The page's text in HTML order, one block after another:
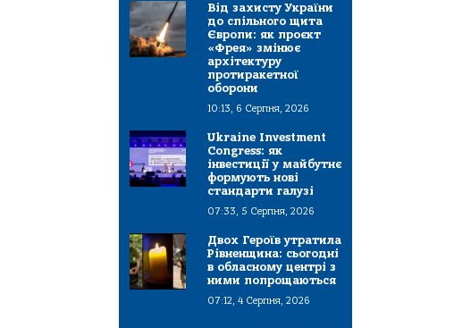
Від захисту України
до спільного щита
Європи: як проєкт
«Фрея» змінює
архітектуру
протиракетної
оборони
10:13, 6 Серпня, 2026
Ukraine Investment
Congress: як
інвестиції у майбутнє
формують нові
стандарти галузі
07:33, 5 Серпня, 2026
Двох Героїв утратила
Рівненщина: сьогодні
в обласному центрі з
ними попрощаються
07:12, 4 Серпня, 2026